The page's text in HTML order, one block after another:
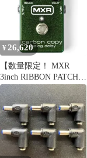
¥ 26,620
【数量限定！ MXR
3inch RIBBON PATCH
CABLE パッチケーブル
プレゼント！】 MXR
M169 Carbon Copy
Analog Delay アナロ
グ・ディレイ